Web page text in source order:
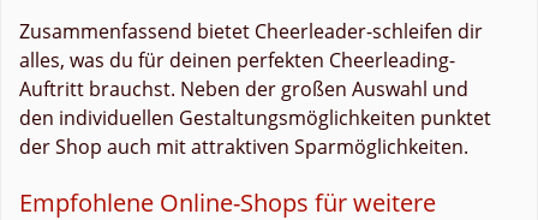
Zusammenfassend bietet Cheerleader-schleifen dir
alles, was du für deinen perfekten Cheerleading-
Auftritt brauchst. Neben der großen Auswahl und
den individuellen Gestaltungsmöglichkeiten punktet
der Shop auch mit attraktiven Sparmöglichkeiten.
Empfohlene Online-Shops für weitere